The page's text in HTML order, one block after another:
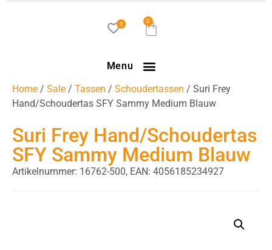
0 0
Menu
Home / Sale / Tassen / Schoudertassen / Suri Frey
Hand/Schoudertas SFY Sammy Medium Blauw
Suri Frey Hand/Schoudertas
SFY Sammy Medium Blauw
Artikelnummer: 16762-500, EAN: 4056185234927